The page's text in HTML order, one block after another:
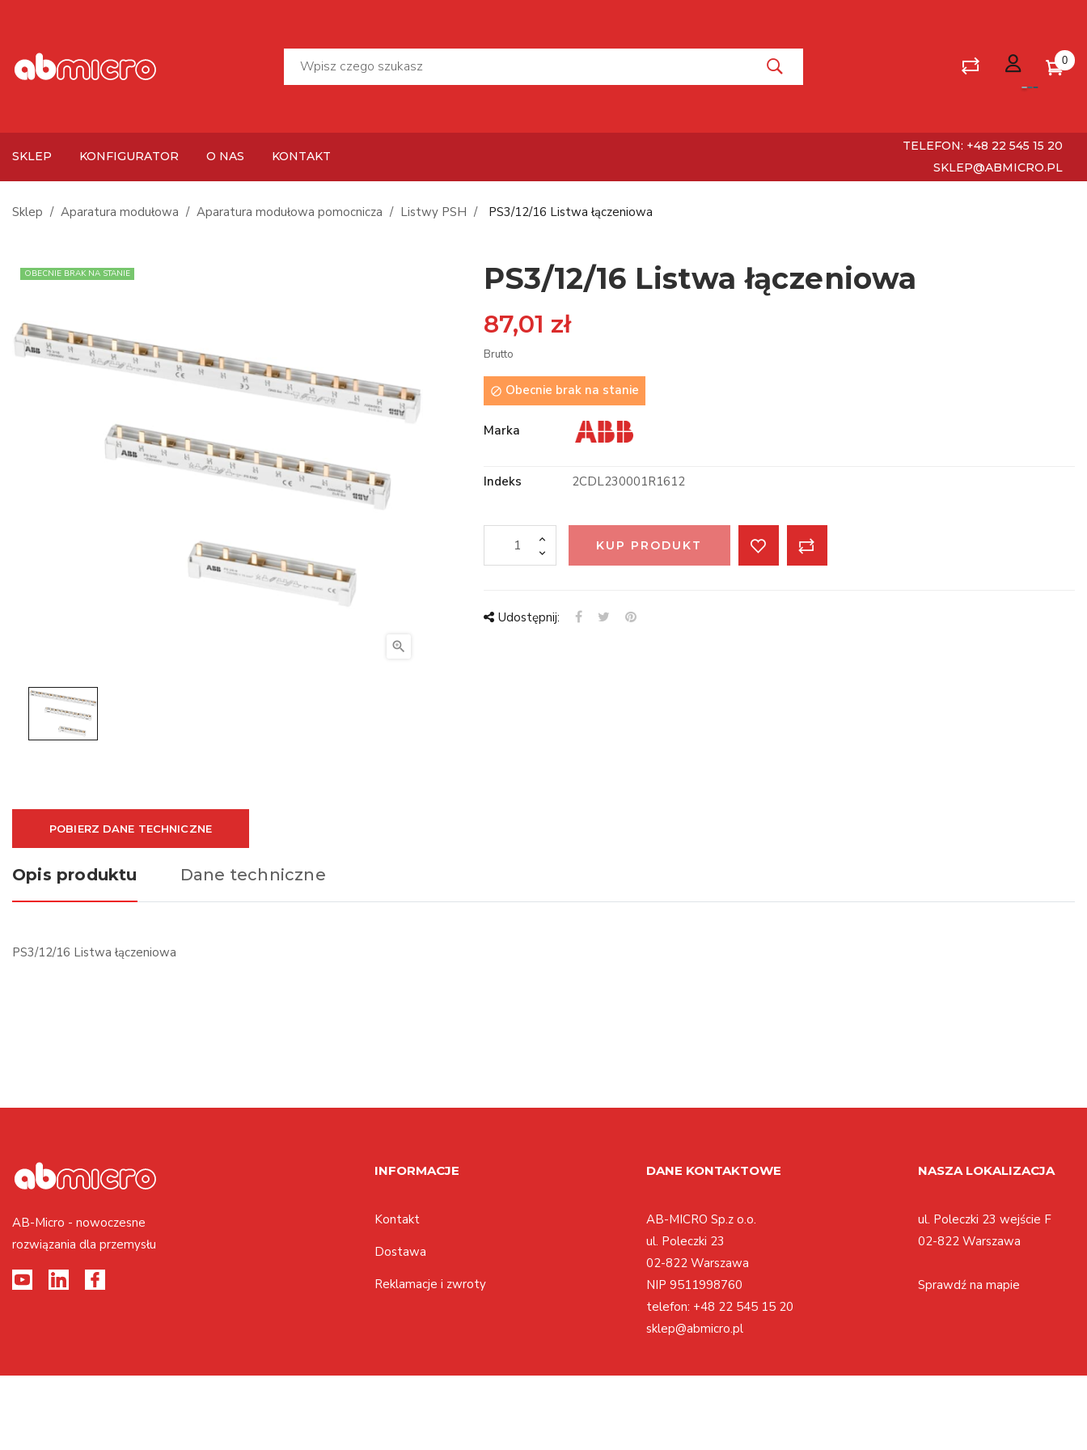
0
SKLEP KONFIGURATOR O NAS KONTAKT
TELEFON: +48 22 545 15 20
SKLEP@ABMICRO.PL
Sklep Aparatura modułowa Aparatura modułowa pomocnicza Listwy PSH PS3/12/16 Listwa łączeniowa
OBECNIE BRAK NA STANIE

PS3/12/16 Listwa łączeniowa
87,01 zł
Brutto
 Obecnie brak na stanie
Marka
Indeks 2CDL230001R1612
KUP PRODUKT
Udostępnij:
POBIERZ DANE TECHNICZNE
Opis produktu Dane techniczne
PS3/12/16 Listwa łączeniowa
AB-Micro - nowoczesne
rozwiązania dla przemysłu
INFORMACJE
Kontakt
Dostawa
Reklamacje i zwroty
DANE KONTAKTOWE
AB-MICRO Sp.z o.o.
ul. Poleczki 23
02-822 Warszawa
NIP 9511998760
telefon: +48 22 545 15 20
sklep@abmicro.pl
NASZA LOKALIZACJA
ul. Poleczki 23 wejście F
02-822 Warszawa
Sprawdź na mapie